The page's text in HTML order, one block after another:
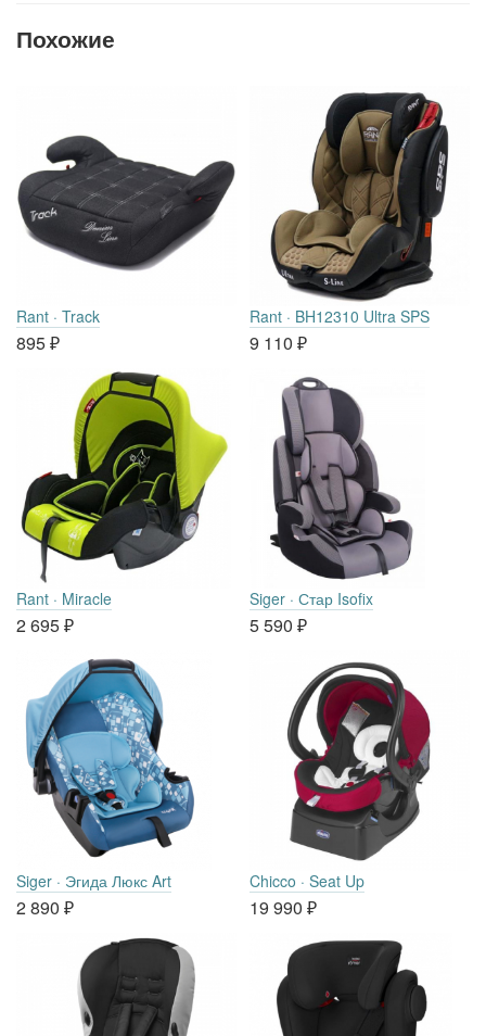
Похожие
Rant · Track
895₽
Rant · BH12310 Ultra SPS
9 110 ₽
Rant · Miracle
2 695₽
Siger · Стар Isofix
5 590 ₽
Siger · Эгида Люкс Art
2 890 ₽
Chicco · Seat Up
19 990 ₽